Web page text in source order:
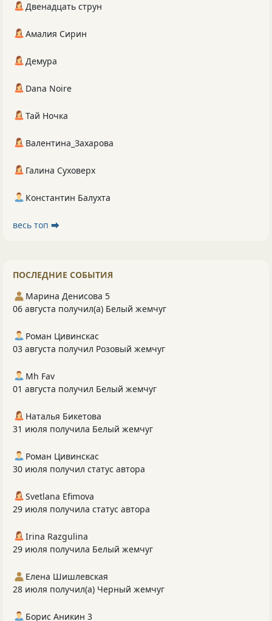
Двенадцать струн
Амалия Сирин
Демура
Dana Noire
Тай Ночка
Валентина_Захарова
Галина Суховерх
Константин Балухта
весь топ ⮕
ПОСЛЕДНИЕ СОБЫТИЯ
Марина Денисова 5
06 августа получил(а) Белый жемчуг
Роман Цивинскас
03 августа получил Розовый жемчуг
Mh Fav
01 августа получил Белый жемчуг
Наталья Бикетова
31 июля получила Белый жемчуг
Роман Цивинскас
30 июля получил статус автора
Svetlana Efimova
29 июля получила статус автора
Irina Razgulina
29 июля получила Белый жемчуг
Елена Шишлевская
28 июля получил(а) Черный жемчуг
Борис Аникин 3